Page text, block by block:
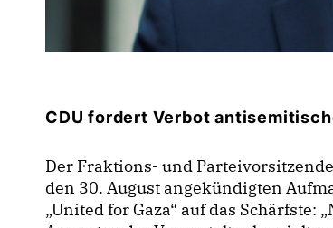
CDU fordert Verbot
Der Fraktions- und
den 30. August angekündigten
United for Gaza“ auf das Schärfste: